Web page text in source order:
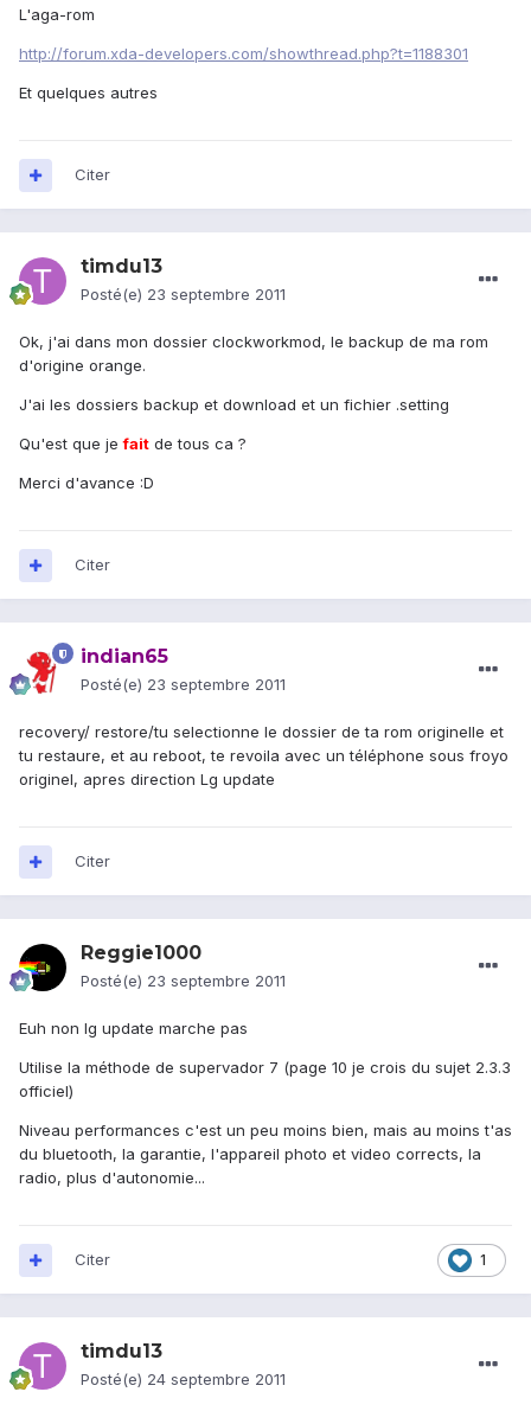
L'aga-rom
http://forum.xda-developers.com/showthread.php?t=1188301
Et quelques autres
Citer
timdu13
Posté(e) 23 septembre 2011
Ok, j'ai dans mon dossier clockworkmod, le backup de ma rom
d'origine orange.
J'ai les dossiers backup et download et un fichier .setting
Qu'est que jefait de tous ca ?
Merci d'avance :D
Citer
indian65
Posté(e) 23 septembre 2011
recovery/ restore/tu selectionne le dossier de ta rom originelle et
tu restaure, et au reboot, te revoila avec un téléphone sous froyo
originel, apres direction Lg update
Citer
Reggie1000
Posté(e) 23 septembre 2011
Euh non lg update marche pas
Utilise la méthode de supervador 7 (page 10 je crois du sujet 2.3.3
officiel)
Niveau performances c'est un peu moins bien, mais au moins t'as
du bluetooth, la garantie, l'appareil photo et video corrects, la
radio, plus d'autonomie...
1
Citer
timdu13
Posté(e) 24 septembre 2011